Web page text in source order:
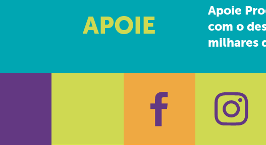
APOIE
Apoie
com o
milhares